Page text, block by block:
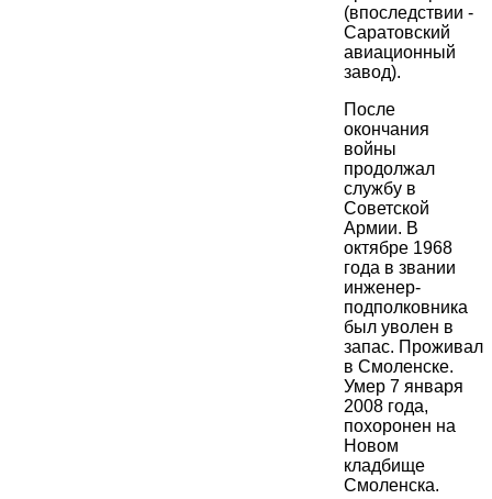
(впоследствии -
Саратовский
авиационный
завод).
После
окончания
войны
продолжал
службу в
Советской
Армии. В
октябре 1968
года в звании
инженер-
подполковника
был уволен в
запас. Проживал
в Смоленске.
Умер 7 января
2008 года,
похоронен на
Новом
кладбище
Смоленска.